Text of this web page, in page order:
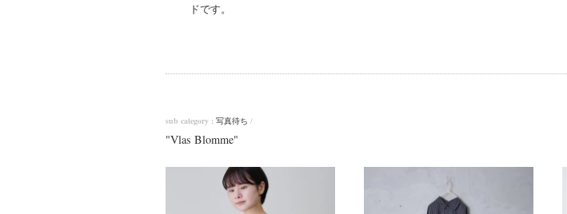
ドです。
sub category : 写真待ち /
"Vlas Blomme"